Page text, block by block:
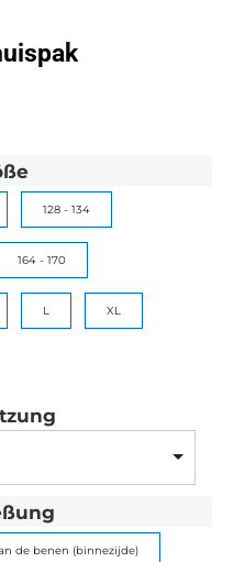
128 - 134
164 - 170
L XL
de benen (binnezijde)